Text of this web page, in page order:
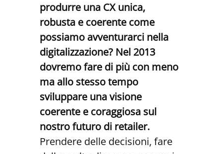
produrre una CX unica,
robusta e coerente come
possiamo avventurarci nella
digitalizzazione? Nel 2013
dovremo fare di più con meno
ma allo stesso tempo
sviluppare una visione
coerente e coraggiosa sul
nostro futuro di retailer.
Prendere delle decisioni, fare